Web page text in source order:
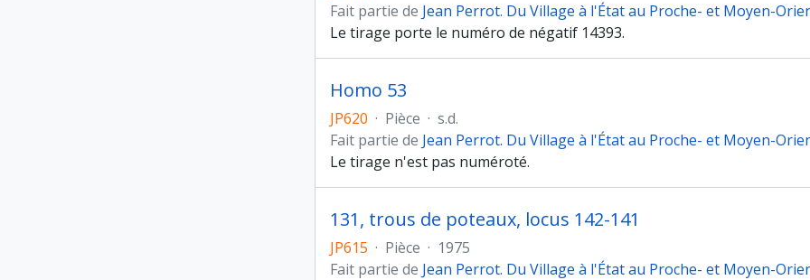
Fait partie de Jean Perrot. Du Village à l'État au Proche- et Moyen-
Le tirage porte le numéro de négatif 14393.
Homo 53
JP620 · Pièce · s.d.
Fait partie de Jean Perrot. Du Village à l'État au Proche- et Moyen-
Le tirage n'est pas numéroté.
131, trous de poteaux, locus 142-141
JP615 · Pièce · 1975
Fait partie de Jean Perrot. Du Village à l'État au Proche- et Moyen-